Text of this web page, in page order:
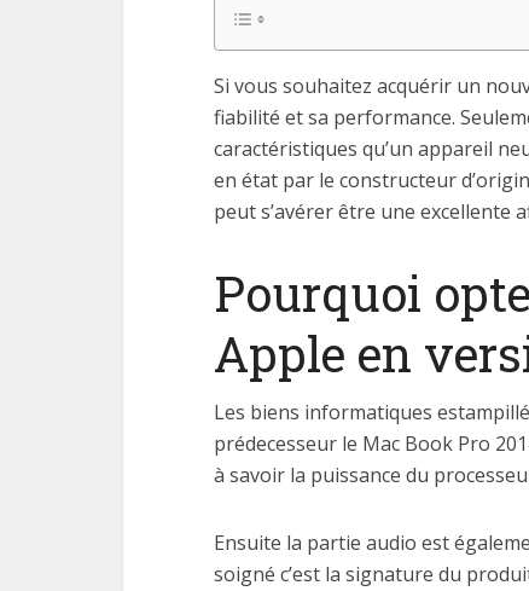
Si vous souhaitez acquérir un
fiabilité et sa performance.
caractéristiques qu’un appareil
en état par le constructeur
peut s’avérer être une excellente
Pourquoi
Apple en
Les biens informatiques
prédecesseur le Mac Book Pro
à savoir la puissance du
Ensuite la partie audio est
soigné c’est la signature du